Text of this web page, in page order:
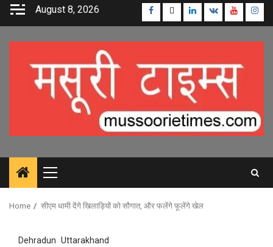
Skip
August 8, 2026 Facebook
TwitterLinkedin
VK Youtube
Primary
Menu
Home सीएम धामी देंगे खिलाड़ियों को सौगात, और फलेंगे फूलेंगे खेल
Dehradun Uttarakhand